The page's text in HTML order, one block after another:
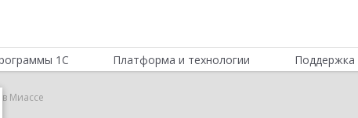
1С Платформа и технологии Поддержка
в Миассе